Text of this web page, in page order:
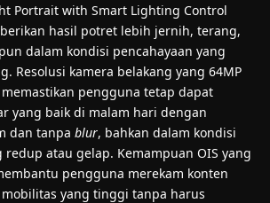
Portrait with Smart Lighting Control
hasil potret lebih jernih, terang,
dalam kondisi pencahayaan yang
Resolusi kamera belakang yang 64MP
pengguna tetap dapat
yang baik di malam hari dengan
dan tanpa blur, bahkan dalam kondisi
redup atau gelap. Kemampuan OIS yang
pengguna merekam konten
yang tinggi tanpa harus